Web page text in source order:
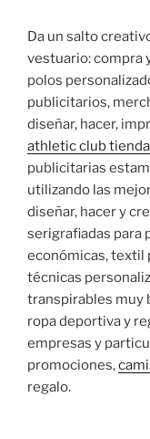
Da un salto
vestuario: compra
polos
publicitarios,
diseñar, hacer,
athletic club tienda
publicitarias
utilizando las
diseñar, hacer y
serigrafiadas para
económicas, textil
técnicas
transpirables muy
ropa deportiva y
empresas y
promociones,
regalo.